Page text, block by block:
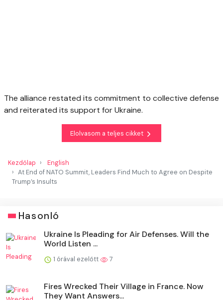
The alliance restated its commitment to collective defense
and reiterated its support for Ukraine.
Elolvasom a teljes cikket
Kezdőlap
English
At End of NATO Summit, Leaders Find Much to Agree on Despite
Trump’s Insults
Hasonló
Ukraine Is Pleading for Air Defenses. Will the
World Listen ...
1 órával ezelőtt 7
Fires Wrecked Their Village in France. Now
They Want Answers...